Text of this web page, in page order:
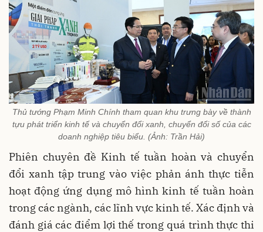
Thủ tướng Phạm Minh Chính tham quan khu trưng bày về thành
tựu phát triển kinh tế và chuyển đổi xanh, chuyển đổi số của các
doanh nghiệp tiêu biểu. (Ảnh: Trần Hải)
Phiên chuyên đề Kinh tế tuần hoàn và chuyển
đổi xanh tập trung vào việc phản ánh thực tiễn
hoạt động ứng dụng mô hình kinh tế tuần hoàn
trong các ngành, các lĩnh vực kinh tế. Xác định và
đánh giá các điểm lợi thế trong quá trình thực thi